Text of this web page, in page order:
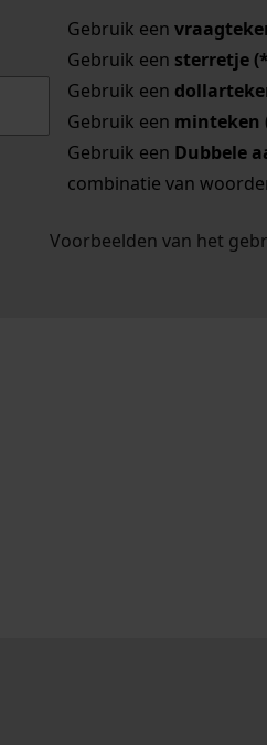
Gebruik een
Gebruik een sterretje
Gebruik een
Gebruik een minteken
Gebruik een Dubbele
combinatie van
Voorbeelden van het